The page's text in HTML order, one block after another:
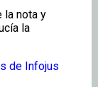
la nota y
la
de Infojus